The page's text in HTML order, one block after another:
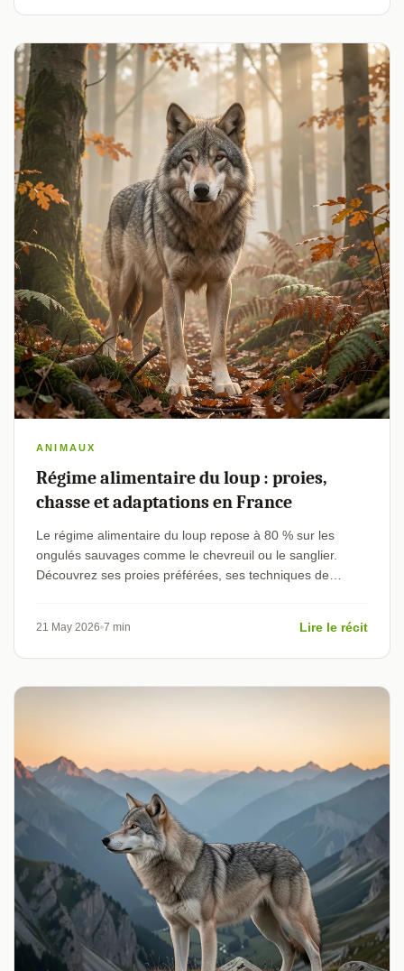
ANIMAUX
Régime alimentaire du loup : proies,
chasse et adaptations en France
Le régime alimentaire du loup repose à 80 % sur les
ongulés sauvages comme le chevreuil ou le sanglier.
Découvrez ses proies préférées, ses techniques de
21 May 2026 7 min Lire le récit